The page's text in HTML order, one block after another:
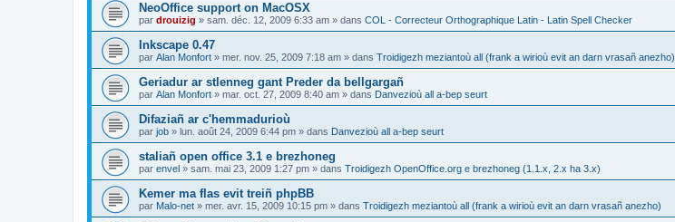
NeoOffice support on MacOSX
par drouizig » sam. déc. 12, 2009 6:33 am » dans COL - Correcteur Orthographique Latin - Latin Spell Checker
Inkscape 0.47
par Alan Monfort » mer. nov. 25, 2009 7:18 am » dans Troidigezh meziantoù all (frank a wirioù evit an darn vrasañ anezho)
Geriadur ar stlenneg gant Preder da bellgargañ
par Alan Monfort » mar. oct. 27, 2009 8:40 am » dans Danvezioù all a-bep seurt
Difaziañ ar c'hemmadurioù
par job » lun. août 24, 2009 6:44 pm » dans Danvezioù all a-bep seurt
staliañ open office 3.1 e brezhoneg
par envel » sam. mai 23, 2009 1:27 pm » dans Troidigezh OpenOffice.org e brezhoneg (1.1.x, 2.x ha 3.x)
Kemer ma flas evit treiñ phpBB
par Malo-net » mer. avr. 15, 2009 10:15 pm » dans Troidigezh meziantoù all (frank a wirioù evit an darn vrasañ anezho)